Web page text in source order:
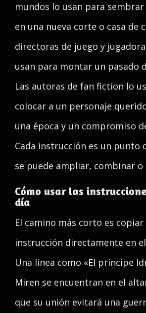
mundos lo usan para
en una nueva corte o casa de
directoras de juego y
usan para montar un pasado
Las autoras de fan fiction lo
colocar a un personaje
una época y un compromiso
Cada instrucción es un punto
se puede ampliar, combinar o
Cómo usar las
día
El camino más corto es copiar
instrucción directamente en
Una línea como «El príncipe
Miren se encuentran en el
que su unión evitará una